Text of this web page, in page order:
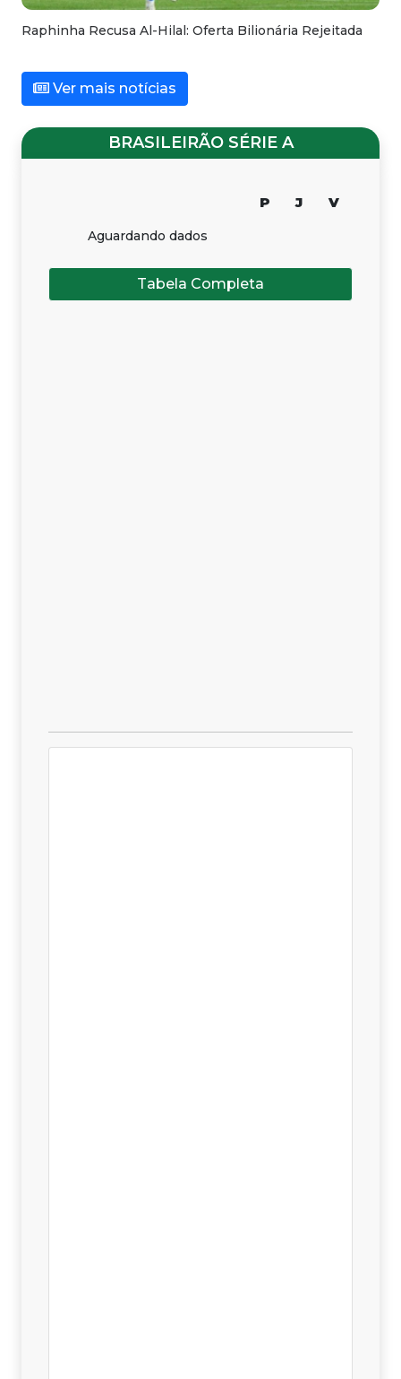
Raphinha Recusa Al-Hilal: Oferta Bilionária Rejeitada
Ver mais notícias
BRASILEIRÃO SÉRIE A
P J V
Aguardando dados
Tabela Completa